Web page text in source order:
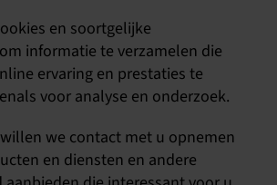
en soortgelijke
informatie te verzamelen die
ervaring en prestaties te
voor analyse en onderzoek.
we contact met u opnemen
en diensten en andere